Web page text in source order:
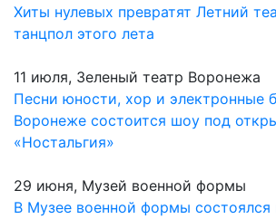
Хиты нулевых превратят Летний
танцпол этого лета
11 июля, Зеленый театр Воронежа
Песни юности, хор и электронные
Воронеже состоится шоу под
«Ностальгия»
29 июня, Музей военной формы
В Музее военной формы состоялся